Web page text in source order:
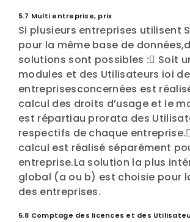
5.7 Multi entreprise, prix
Si plusieurs entreprises utilisent
pour la même base de
solutions sont possibles : Soit
modules et des Utilisateurs ioi
entreprisesconcernées est
calcul des droits d’usage et le
est répartiau prorata des
respectifs de chaque
calcul est réalisé séparément
entreprise.La solution la plus
global (a ou b) est choisie pour
des entreprises.
5.8 Comptage des licences et des